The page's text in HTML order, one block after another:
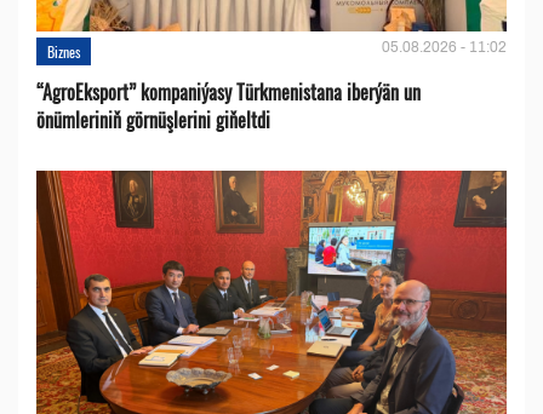
Biznes 05.08.2026 - 11:02
“AgroEksport” kompaniýasy Türkmenistana iberýän un
önümleriniň görnüşlerini giňeltdi